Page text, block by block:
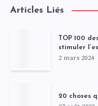
Articles Liés
TOP 100
stimuler
2 mars 2024
20 choses